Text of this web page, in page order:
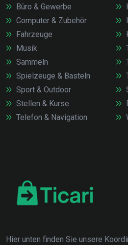
Büro & Gewerbe
Computer & Zubehör
Fahrzeuge
Musik
Sammeln
Spielzeuge & Basteln
Sport & Outdoor
Stellen & Kurse
Telefon & Navigation
Hier unten finden Sie unsere